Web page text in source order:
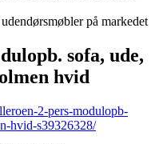
på markedet
sofa, ude,
hvid
2-pers-modulopb-
hvid-s39326328/